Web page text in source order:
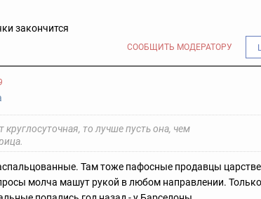
закончится
СООБЩИТЬ МОДЕРАТОРУ
круглосуточная, то лучше пусть она, чем
Там тоже пафосные продавцы
молча машут рукой в любом направлении.